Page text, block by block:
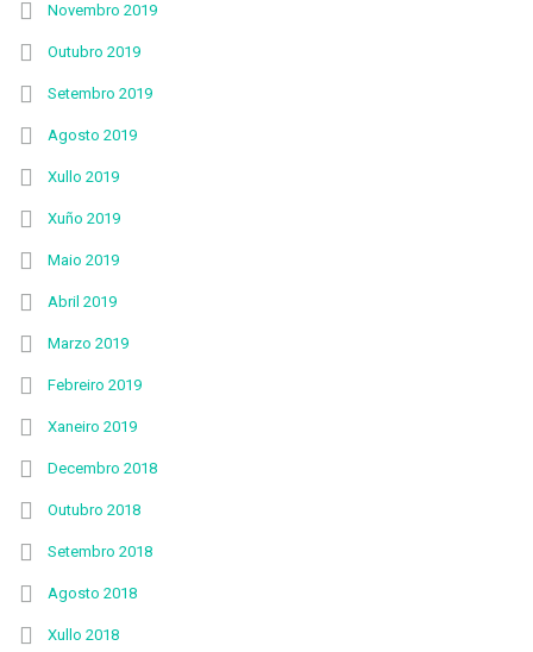
Novembro 2019
Outubro 2019
Setembro 2019
Agosto 2019
Xullo 2019
Xuño 2019
Maio 2019
Abril 2019
Marzo 2019
Febreiro 2019
Xaneiro 2019
Decembro 2018
Outubro 2018
Setembro 2018
Agosto 2018
Xullo 2018